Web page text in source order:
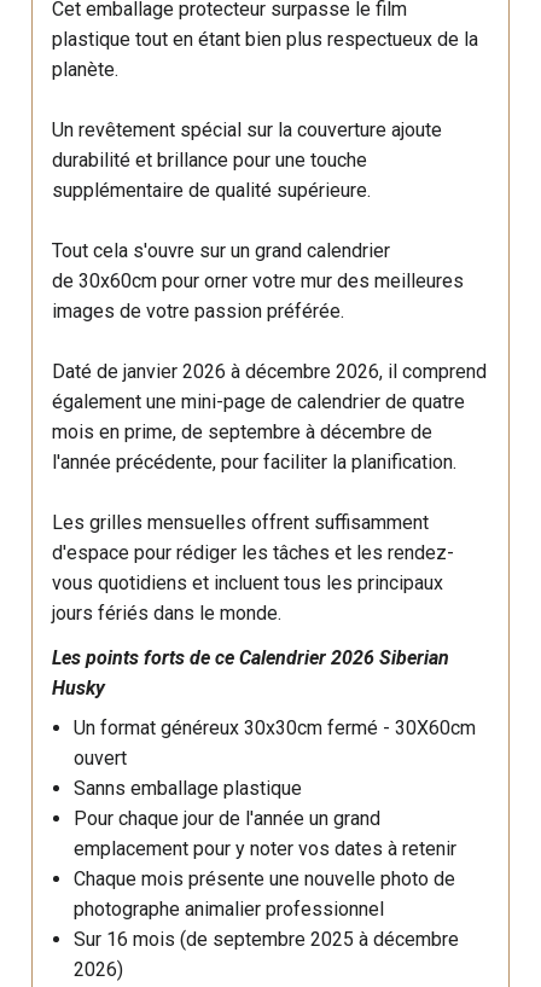
Cet emballage protecteur surpasse le film
plastique tout en étant bien plus respectueux de la
planète.
Un revêtement spécial sur la couverture ajoute
durabilité et brillance pour une touche
supplémentaire de qualité supérieure.
Tout cela s'ouvre sur un grand calendrier
de 30x60cm pour orner votre mur des meilleures
images de votre passion préférée.
Daté de janvier 2026 à décembre 2026, il comprend
également une mini-page de calendrier de quatre
mois en prime, de septembre à décembre de
l'année précédente, pour faciliter la planification.
Les grilles mensuelles offrent suffisamment
d'espace pour rédiger les tâches et les rendez-
vous quotidiens et incluent tous les principaux
jours fériés dans le monde.
Les points forts de ceCalendrier2026 Siberian
Husky
Un format généreux 30x30cm fermé - 30X60cm
ouvert
Sanns emballage plastique
Pour chaque jour de l'année un grand
emplacement pour y noter vos dates à retenir
Chaque mois présente une nouvelle photo de
photographe animalier professionnel
Sur 16 mois (de septembre 2025 à décembre
2026)